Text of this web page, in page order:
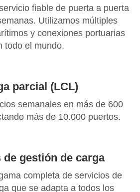
fiable de puerta a puerta
Utilizamos múltiples
y conexiones portuarias
todo el mundo.
parcial (LCL)
semanales en más de 600
más de 10.000 puertos.
gestión de carga
completa de servicios de
que se adapta a todos los